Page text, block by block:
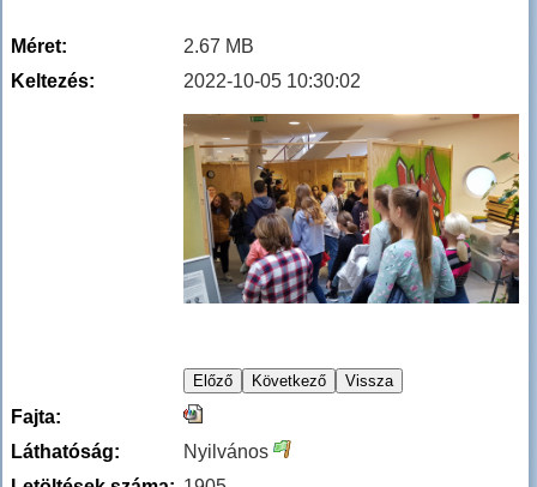
Méret:
2.67 MB
Keltezés:
2022-10-05 10:30:02
Fajta:
Láthatóság:
Nyilvános